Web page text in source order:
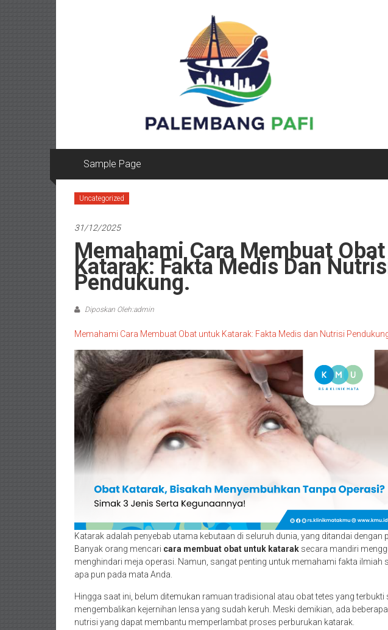
Sample Page
Uncategorized
31/12/2025
Memahami Cara Membuat
Katarak: Fakta Medis Dan
Pendukung.
Diposkan Oleh:admin
Memahami Cara Membuat Obat untuk Katarak: Fakta Medis dan Nutrisi
Katarak adalah penyebab utama kebutaan di seluruh dunia, yang ditandai dengan
Banyak orang mencari cara membuat obat untuk katarak secara mandiri
menghindari meja operasi. Namun, sangat penting untuk memahami fakta ilmiah
apa pun pada mata Anda.
Hingga saat ini, belum ditemukan ramuan tradisional atau obat tetes yang terbukti
mengembalikan kejernihan lensa yang sudah keruh. Meski demikian, ada
nutrisi yang dapat membantu memperlambat proses perburukan katarak.